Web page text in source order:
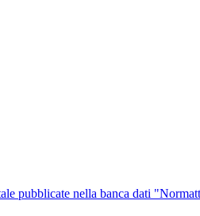
pubblicate nella banca dati